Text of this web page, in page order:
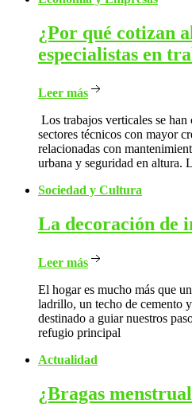
¿Por qué cotizan
especialistas en
Leer más
Los trabajos verticales se
sectores técnicos con mayor
relacionadas con
urbana y seguridad en altura.
Sociedad y Cultura
La decoración de
Leer más
El hogar es mucho más que
ladrillo, un techo de cemento
destinado a guiar nuestros
refugio principal
Actualidad
¿Bragas